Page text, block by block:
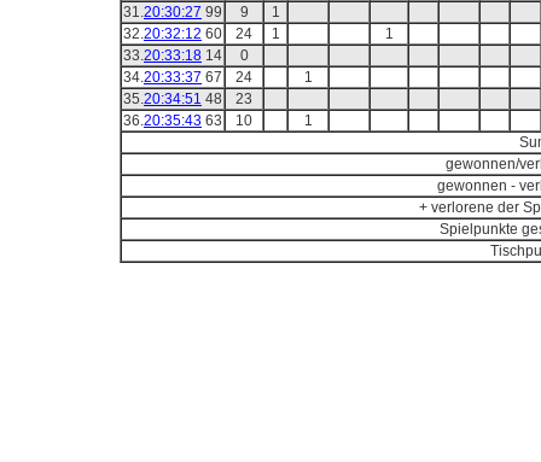
31.20:30:27 99 9
1
32.20:32:12 60 24 1
1
33.20:33:18 14
0
34.20:33:37 67 24
1
35.20:34:51 48
23
36.20:35:43 63 10
1
gewonnen/
gewonnen -
+ verlorene der
Spielpunkte